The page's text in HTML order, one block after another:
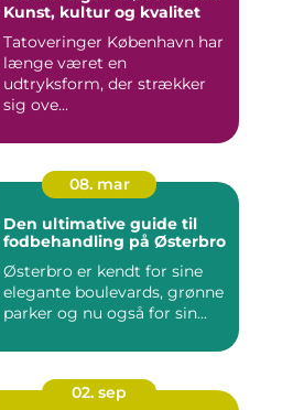
Kunst, kultur og kvalitet
Tatoveringer København har
længe været en
udtryksform, der strækker
sig ove...
08. mar
Den ultimative guide til
fodbehandling på Østerbro
Østerbro er kendt for sine
elegante boulevards, grønne
parker og nu også for sin...
02. sep